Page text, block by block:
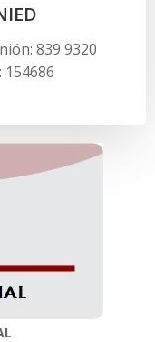
839 9320
154686